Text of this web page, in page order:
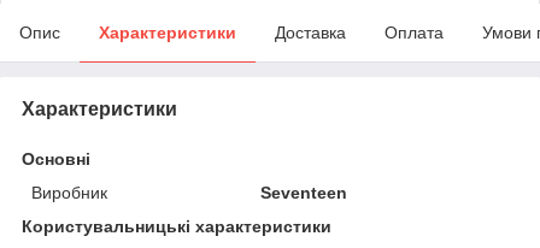
Опис Характеристики Доставка Оплата Умови
Характеристики
Основні
Виробник
Seventeen
Користувальницькі характеристики